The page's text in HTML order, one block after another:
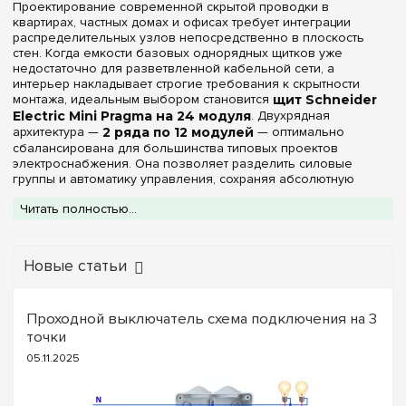
Проектирование современной скрытой проводки в
квартирах, частных домах и офисах требует интеграции
распределительных узлов непосредственно в плоскость
стен. Когда емкости базовых однорядных щитков уже
недостаточно для разветвленной кабельной сети, а
интерьер накладывает строгие требования к скрытности
монтажа, идеальным выбором становится щит Schneider
Electric Mini Pragma на 24 модуля. Двухрядная
архитектура — 2 ряда по 12 модулей — оптимально
сбалансирована для большинства типовых проектов
электроснабжения. Она позволяет разделить силовые
группы и автоматику управления, сохраняя абсолютную
часть в стеновой нише.
24 DIN-модуля для скрытого монтажа. Основание и рамка
моделей выполнены из высокопрочного, жесткого и
белого цвета (RAL 9003). Материал устойчив к деформациям
при заделке в стену, не подвержен старению и воздействию
ультрафиолета. Все боксы в данной категории имеют степень
защитыIP40
модификацию с оптимальным типом лицевой панели под
Читать полностью...
Новые статьи
Проходной выключатель схема подключения на 3
точки
05.11.2025